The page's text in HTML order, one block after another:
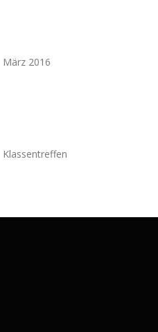
März 2016
Klassentreffen